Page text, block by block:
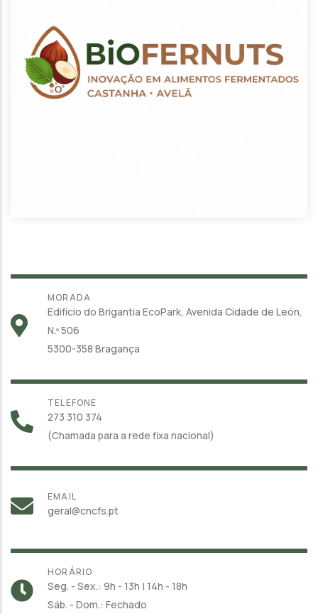
MORADA
Edifício do Brigantia EcoPark, Avenida Cidade de León,
N.º 506
5300-358 Bragança
TELEFONE
273 310 374
(Chamada para a rede fixa nacional)
EMAIL
geral@cncfs.pt
HORÁRIO
Seg. - Sex.: 9h - 13h | 14h - 18h
Sáb. - Dom.: Fechado